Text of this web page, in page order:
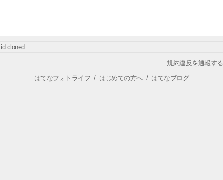
id:cloned
規約違反を通報する
はてなフォトライフ / はじめての方へ/ はてなブログ